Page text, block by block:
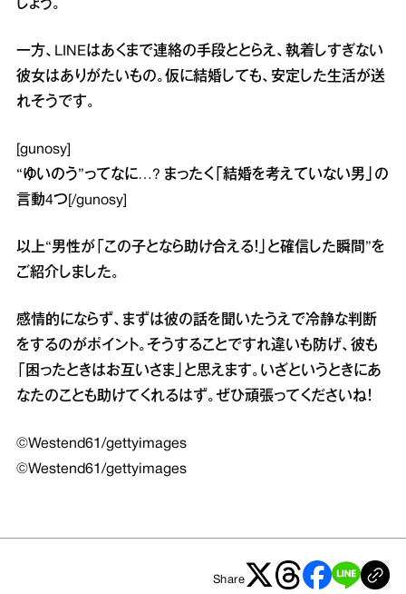
しょう。
一方、LINEはあくまで連絡の手段ととらえ、執着しすぎない
彼女はありがたいもの。仮に結婚しても、安定した生活が送
れそうです。
[gunosy]
“ゆいのう”ってなに…? まったく「結婚を考えていない男」の
言動4つ [/gunosy]
以上“男性が「この子となら助け合える！」と確信した瞬間”を
ご紹介しました。
感情的にならず、まずは彼の話を聞いたうえで冷静な判断
をするのがポイント。そうすることですれ違いも防げ、彼も
「困ったときはお互いさま」と思えます。いざというときにあ
なたのことも助けてくれるはず。ぜひ頑張ってくださいね！
©Westend61/gettyimages
©Westend61/gettyimages
Share